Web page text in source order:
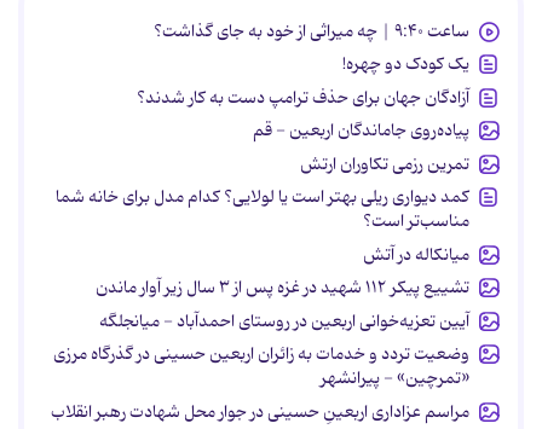
ساعت ۹:۴۰ | چه میراثی از خود به جای گذاشت؟
یک کودک دو چهره!
آزادگان جهان برای حذف ترامپ دست به کار شدند؟
پیاده‌روی جاماندگان اربعین - قم
تمرین رزمی تکاوران ارتش
کمد دیواری ریلی بهتر است یا لولایی؟ کدام مدل برای خانه شما
مناسب‌تر است؟
میانکاله در آتش
تشییع پیکر ۱۱۲ شهید در غزه پس از ۳ سال زیر آوار ماندن
آیین تعزیه‌خوانی اربعین در روستای احمدآباد - میانجلگه
وضعیت تردد و خدمات به زائران اربعین حسینی در گذرگاه مرزی
«تمرچین» - پیرانشهر
مراسم عزاداری اربعینِ حسینی در جوار محل شهادت رهبر انقلاب